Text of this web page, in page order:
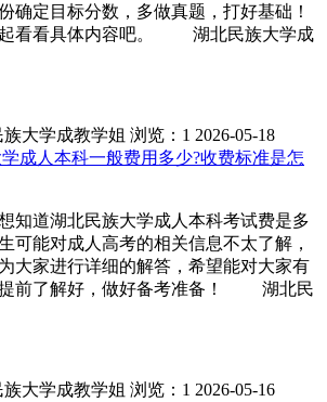
确定目标分数，多做真题，打好基础！
起看看具体内容吧。 湖北民族大学成
大学成教学姐 浏览：1 2026-05-18
成人本科一般费用多少?收费标准是怎
道湖北民族大学成人本科考试费是多
可能对成人高考的相关信息不太了解，
大家进行详细的解答，希望能对大家有
提前了解好，做好备考准备！ 湖北民
大学成教学姐 浏览：1 2026-05-16